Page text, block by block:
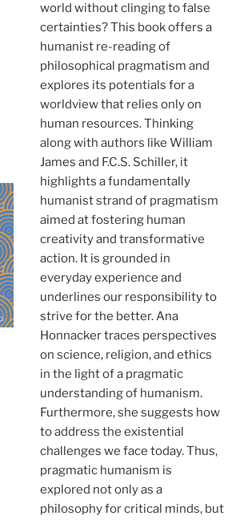
world without clinging to false
certainties? This book offers a
humanist re-reading of
philosophical pragmatism and
explores its potentials for a
worldview that relies only on
human resources. Thinking
along with authors like William
James and F.C.S. Schiller, it
highlights a fundamentally
humanist strand of pragmatism
aimed at fostering human
creativity and transformative
action. It is grounded in
everyday experience and
underlines our responsibility to
strive for the better. Ana
Honnacker traces perspectives
on science, religion, and ethics
in the light of a pragmatic
understanding of humanism.
Furthermore, she suggests how
to address the existential
challenges we face today. Thus,
pragmatic humanism is
explored not only as a
philosophy for critical minds, but